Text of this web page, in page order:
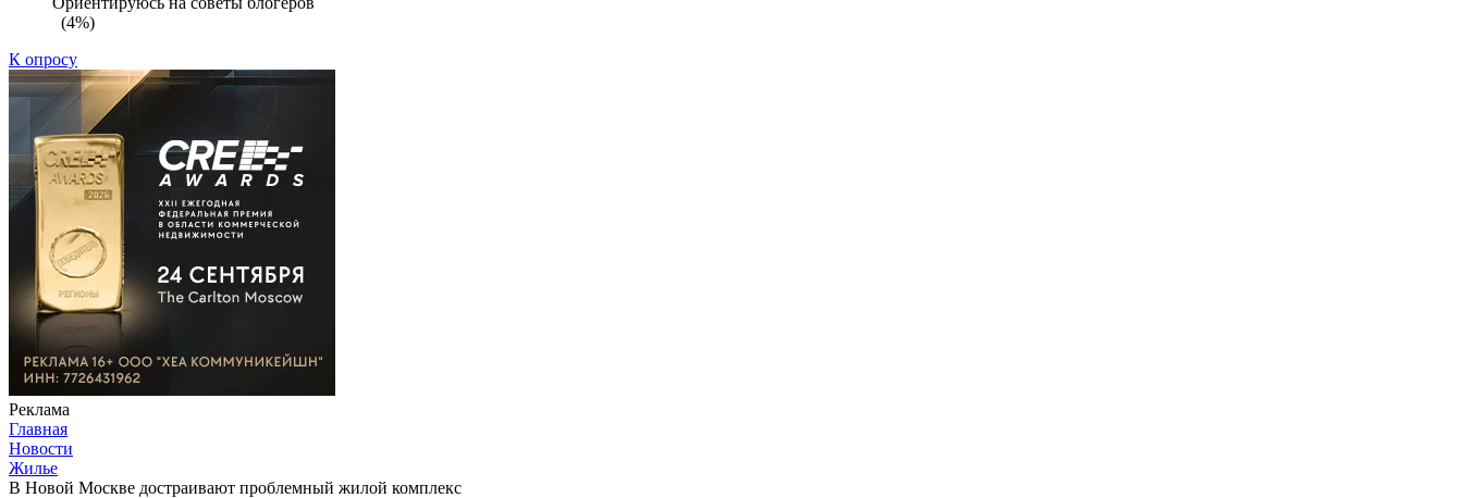
(4%)
К опросу
Реклама
Главная
Новости
Жилье
В Новой Москве достраивают проблемный жилой комплекс